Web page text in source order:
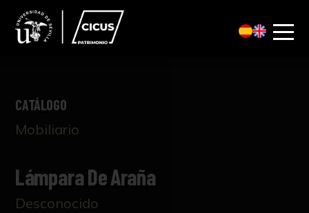
CATÁLOGO
Mobiliario
Lámpara De Araña
Desconocido